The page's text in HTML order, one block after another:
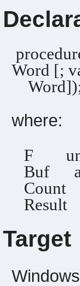
Word [;
where:
F
Buf
Count
Result
Target